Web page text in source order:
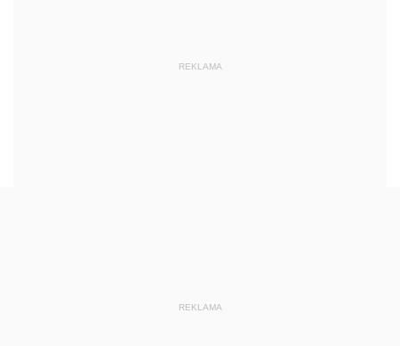
REKLAMA
REKLAMA